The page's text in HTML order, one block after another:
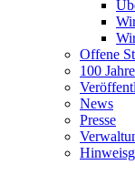
Offene
100
News
Presse